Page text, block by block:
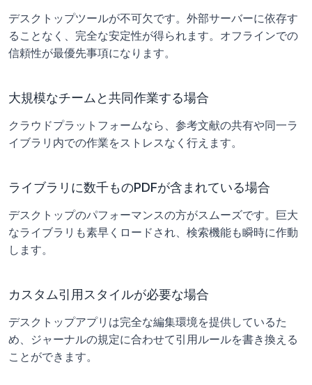
デスクトップツールが不可欠です。外部サーバーに依存す
ることなく、完全な安定性が得られます。オフラインでの
信頼性が最優先事項になります。
大規模なチームと共同作業する場合
クラウドプラットフォームなら、参考文献の共有や同一ラ
イブラリ内での作業をストレスなく行えます。
ライブラリに数千ものPDFが含まれている場合
デスクトップのパフォーマンスの方がスムーズです。巨大
なライブラリも素早くロードされ、検索機能も瞬時に作動
します。
カスタム引用スタイルが必要な場合
デスクトップアプリは完全な編集環境を提供しているた
め、ジャーナルの規定に合わせて引用ルールを書き換える
ことができます。